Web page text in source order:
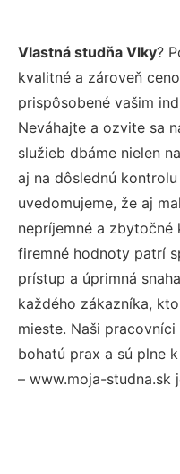
Vlastná studňa Vlky?
kvalitné a zároveň
prispôsobené vašim
Neváhajte a ozvite sa
služieb dbáme nielen
aj na dôslednú
uvedomujeme, že aj
nepríjemné a zbytočné
firemné hodnoty patrí
prístup a úprimná
každého zákazníka,
mieste. Naši
bohatú prax a sú plne
– www.moja-studna.sk